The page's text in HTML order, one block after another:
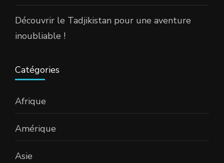
Découvrir le Tadjikistan pour une aventure
inoubliable !
Catégories
Afrique
Amérique
Asie